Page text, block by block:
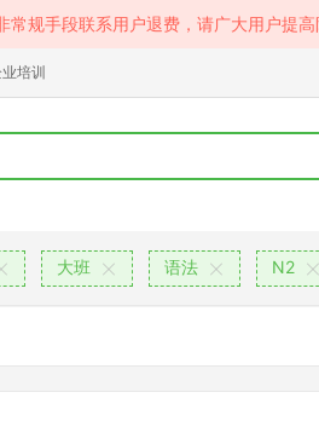
规手段联系用户退费，请广大用户提
培训
大班 语法 N2